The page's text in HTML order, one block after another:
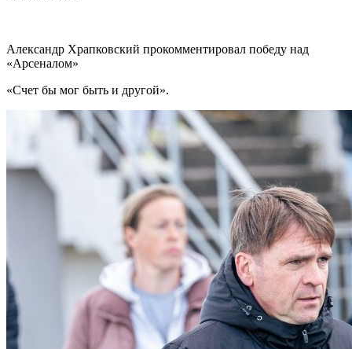
Александр Храпковский прокомментировал победу над
«Арсеналом»
«Счет бы мог быть и другой».